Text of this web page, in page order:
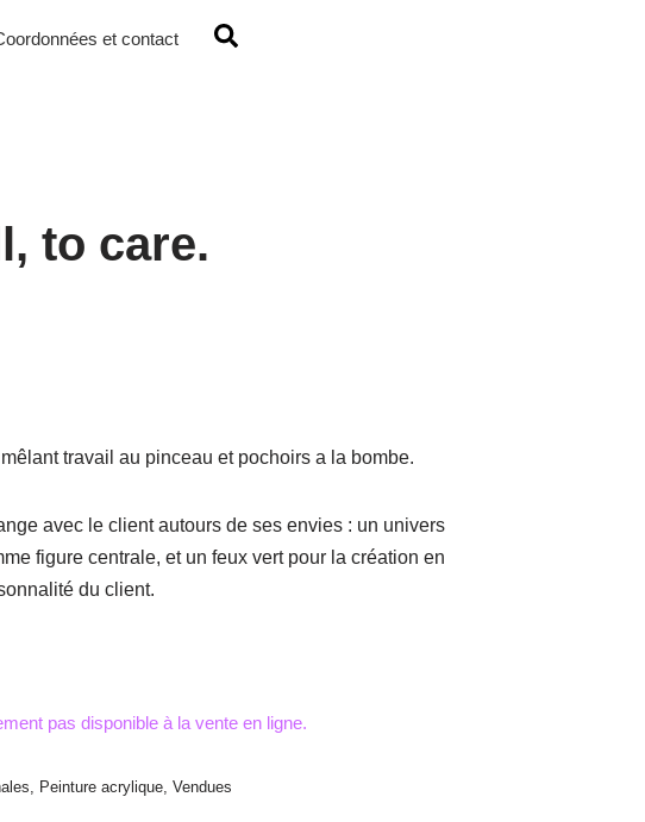
et contact
to care.
travail au pinceau et pochoirs a la bombe.
avec le client autours de ses envies : un univers
figure centrale, et un feux vert pour la création en
du client.
, Peinture acrylique,Vendues